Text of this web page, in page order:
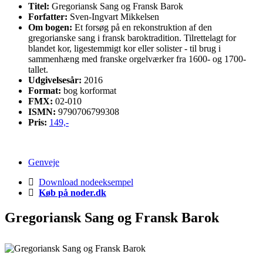
Titel: Gregoriansk Sang og Fransk Barok
Forfatter: Sven-Ingvart Mikkelsen
Om bogen: Et forsøg på en rekonstruktion af den
gregorianske sang i fransk baroktradition. Tilrettelagt for
blandet kor, ligestemmigt kor eller solister - til brug i
sammenhæng med franske orgelværker fra 1600- og 1700-
tallet.
Udgivelsesår: 2016
Format: bog korformat
FMX: 02-010
ISMN: 9790706799308
Pris: 149,-
Genveje
Download nodeeksempel
Køb på noder.dk
Gregoriansk Sang og Fransk Barok